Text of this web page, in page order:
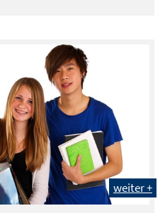
weiter +